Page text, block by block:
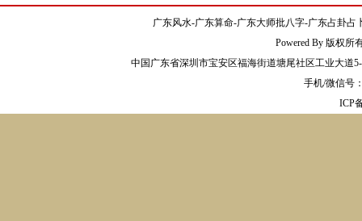
广东风水-广东算命-广东大师批八字-广东占卦
Powered By 版权所
中国广东省深圳市宝安区福海街道塘尾社区工业大道
手机/微信号
ICP